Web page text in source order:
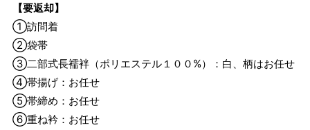
【要返却】
①訪問着
②袋帯
③二部式長襦袢（ポリエステル１００%）：白、柄はお任せ
④帯揚げ：お任せ
⑤帯締め：お任せ
⑥重ね衿：お任せ